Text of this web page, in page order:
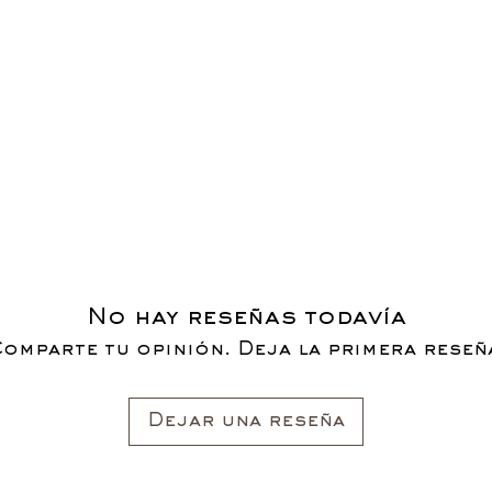
No hay reseñas todavía
tu opinión. Deja la primera
Dejar una reseña